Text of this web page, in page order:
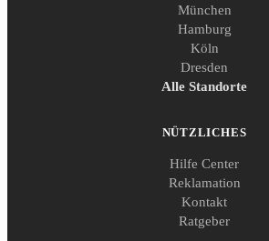
München
Hamburg
Köln
Dresden
Alle Standorte
NÜTZLICHES
Hilfe Center
Reklamation
Kontakt
Ratgeber